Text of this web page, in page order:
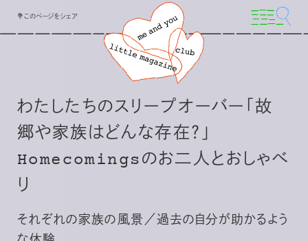
💐このページをシェア
わたしたちのスリープオーバー「故
郷や家族はどんな存在？」
Homecomingsのお二人とおしゃべ
り
それぞれの家族の風景／過去の自分が助かるよう